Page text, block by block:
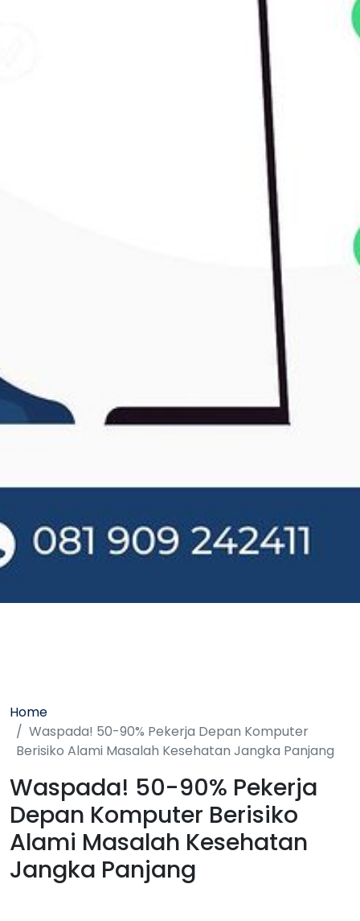
Home
Waspada! 50-90% Pekerja Depan Komputer
Berisiko Alami Masalah Kesehatan Jangka Panjang
Waspada! 50-90% Pekerja
Depan Komputer Berisiko
Alami Masalah Kesehatan
Jangka Panjang